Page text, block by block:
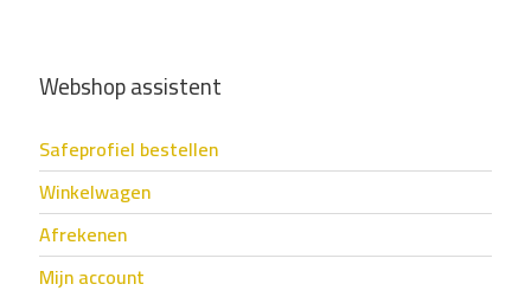
Webshop assistent
Safeprofiel bestellen
Winkelwagen
Afrekenen
Mijn account